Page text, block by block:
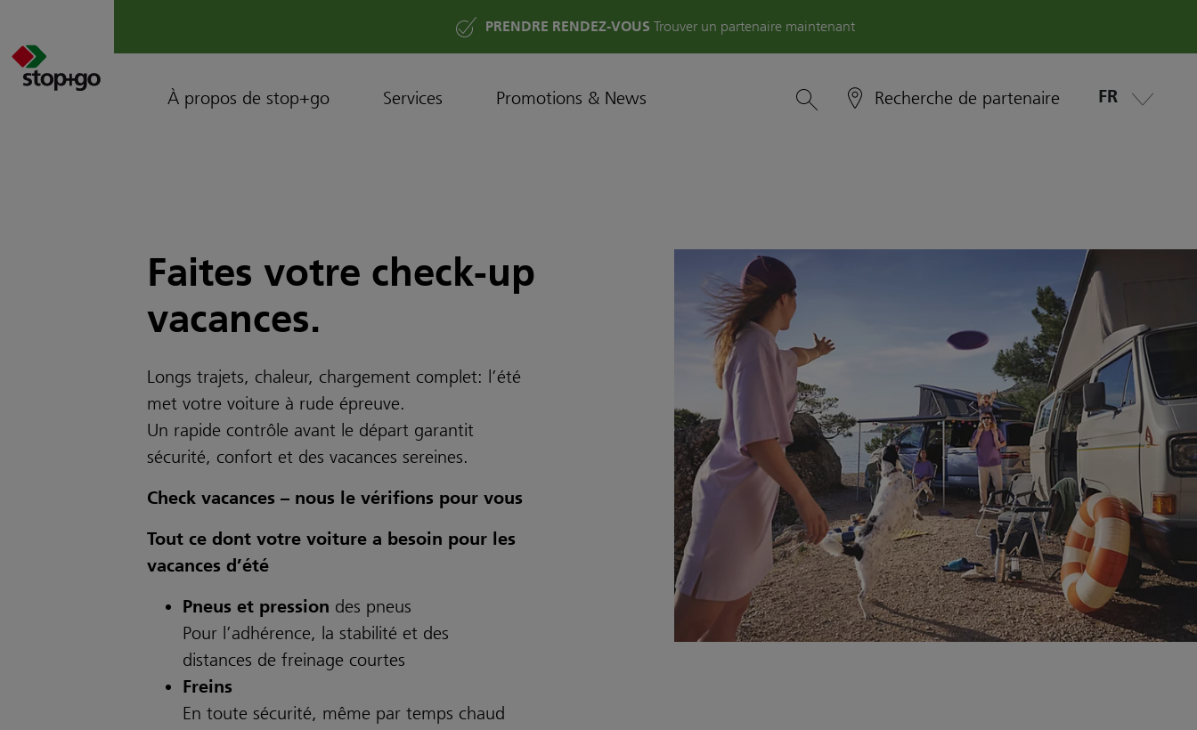
PRENDRE RENDEZ-VOUS Trouver un partenaire maintenant
À propos de stop+go Services Promotions & News Recherche de partenaire FR
Faites votre check-up
vacances.
Longs trajets, chaleur, chargement complet: l’été
met votre voiture à rude épreuve.
Un rapide contrôle avant le départ garantit
sécurité, confort et des vacances sereines.
Check vacances – nous le vérifions pour vous
Tout ce dont votre voiture a besoin pour les
vacances d’été
Pneus et pression des pneus
Pour l’adhérence, la stabilité et des
distances de freinage courtes
Freins
En toute sécurité, même par temps chaud